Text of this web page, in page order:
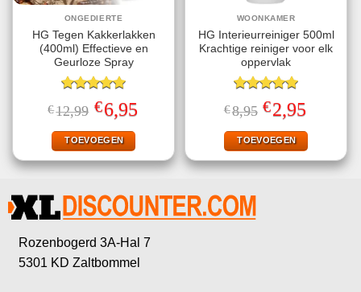
ONGEDIERTE
HG Tegen Kakkerlakken
(400ml) Effectieve en
Geurloze Spray
Gewaardeerd
5.00uit 5
€12,99 Oorspronkelijke
prijs
was:
€12,99.
€6,95prijs
TOEVOEGEN
WOONKAMER
HG Interieurreiniger 500ml
Krachtige reiniger voor elk
oppervlak
Gewaardeerd
5.00uit 5
€8,95 Oorspronkelijke
prijs
was:
€8,95.
€2,95
is:
€2,95.
TOEVOEGEN
Rozenbogerd 3A-Hal 7
5301 KD Zaltbommel